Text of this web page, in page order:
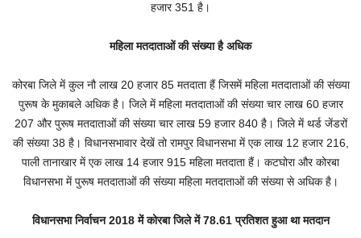
हजार 351 है।
महिला मतदाताओं की संख्या है अधिक
कोरबा जिले में कुल नौ लाख 20 हजार 85 मतदाता हैं जिसमें महिला मतदाताओं की संख्या
पुरूष के मुकाबले अधिक है। जिले में महिला मतदाताओं की संख्या चार लाख 60 हजार
207 और पुरूष मतदाताओं की संख्या चार लाख 59 हजार 840 है। जिले में थर्ड जेंडरों
की संख्या 38 है। विधानसभावार देखें तो रामपुर विधानसभा में एक लाख 12 हजार 216,
पाली तानाखार में एक लाख 14 हजार 915 महिला मतदाता हैं। कटघोरा और कोरबा
विधानसभा में पुरूष मतदाताओं की संख्या महिला मतदाताओं की संख्या से अधिक है।
विधानसभा निर्वाचन 2018 में कोरबा जिले में 78.61 प्रतिशत हुआ था मतदान